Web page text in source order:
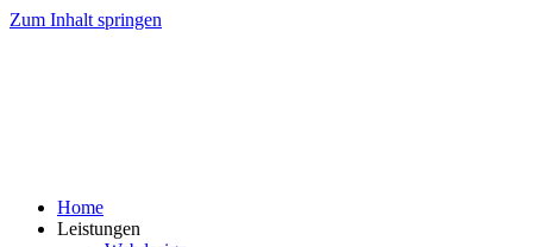
Zum Inhalt springen
Home
Leistungen